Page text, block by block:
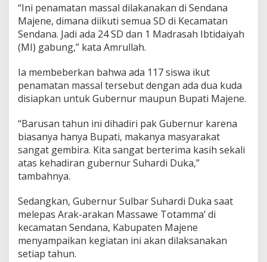
a
T
a
h
u
a
n
M
a
e
n
e
“Ini penamatan massal dilakanakan di Sendana
Majene, dimana diikuti semua SD di Kecamatan
Sendana. Jadi ada 24 SD dan 1 Madrasah Ibtidaiyah
(MI) gabung,” kata Amrullah.
Ia membeberkan bahwa ada 117 siswa ikut
penamatan massal tersebut dengan ada dua kuda
disiapkan untuk Gubernur maupun Bupati Majene.
“Barusan tahun ini dihadiri pak Gubernur karena
biasanya hanya Bupati, makanya masyarakat
sangat gembira. Kita sangat berterima kasih sekali
atas kehadiran gubernur Suhardi Duka,”
tambahnya.
Sedangkan, Gubernur Sulbar Suhardi Duka saat
melepas Arak-arakan Massawe Totamma’ di
kecamatan Sendana, Kabupaten Majene
menyampaikan kegiatan ini akan dilaksanakan
setiap tahun.